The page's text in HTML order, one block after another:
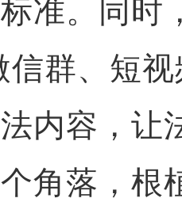
准。同时
信群、短
内容，让
角落，根